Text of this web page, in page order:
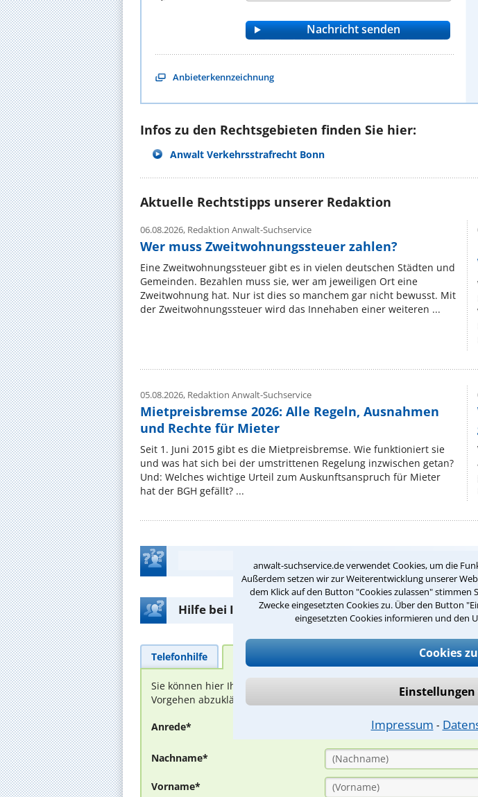
anwalt-suchservice.de verwendet Cookies, um die
Außerdem setzen wir zur Weiterentwicklung unserer
dem Klick auf den Button "Cookies zulassen"
Zwecke eingesetzten Cookies zu. Über den Button
eingesetzten Cookies informieren und den
Cookies
Impressum ⁃
Anbieterkennzeichnung
Infos zu den Rechtsgebieten finden Sie hier:
Anwalt Verkehrsstrafrecht Bonn
Aktuelle Rechtstipps unserer Redaktion
06.08.2026, Redaktion Anwalt-Suchservice
Wer muss Zweitwohnungssteuer zahlen?
Eine Zweitwohnungssteuer gibt es in vielen deutschen Städten und
Gemeinden. Bezahlen muss sie, wer am jeweiligen Ort eine
Zweitwohnung hat. Nur ist dies so manchem gar nicht bewusst. Mit
der Zweitwohnungssteuer wird das Innehaben einer weiteren ...
05.08.2026, Redaktion Anwalt-Suchservice
Mietpreisbremse 2026: Alle Regeln, Ausnahmen
und Rechte für Mieter
Seit 1. Juni 2015 gibt es die Mietpreisbremse. Wie funktioniert sie
und was hat sich bei der umstrittenen Regelung inzwischen getan?
Und: Welches wichtige Urteil zum Auskunftsanspruch für Mieter
hat der BGH gefällt? ...
Teste Dein
Hilfe bei Ihrer Anwaltsuche?
Telefonhilfe Beratungsanfrage
Sie können hier Ihren Fall schildern. Anschließend werden sich
Vorgehen abzuklären. Die Rückmeldung durch einen Anwalt ist für
Anrede*
Nachname*
Vorname*